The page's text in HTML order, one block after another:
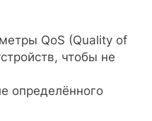
QoS (Quality of
чтобы не
определённого